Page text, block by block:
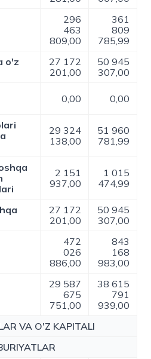
296
463
809,00
361
809
785,99
o'z
27 172
201,00
50 945
307,00
0,00 0,00
29 324
138,00
51 960
781,99
2 151
937,00
1 015
474,99
27 172
201,00
50 945
307,00
472
026
886,00
843
168
983,00
29 587
675
751,00
38 615
791
939,00
VA O'Z KAPITALI